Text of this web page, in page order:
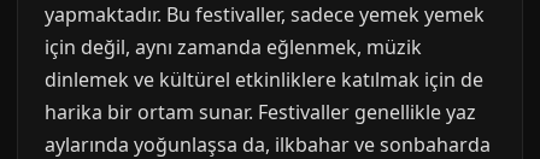
yapmaktadır. Bu festivaller, sadece yemek yemek
için değil, aynı zamanda eğlenmek, müzik
dinlemek ve kültürel etkinliklere katılmak için de
harika bir ortam sunar. Festivaller genellikle yaz
aylarında yoğunlaşsa da, ilkbahar ve sonbaharda